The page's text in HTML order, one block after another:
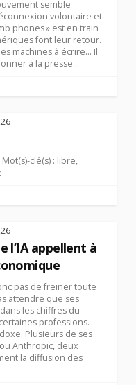
semble
volontaire et
phones » est en train
font leur retour.
machines à écrire… Il
à la presse...
clé(s) : libre,
l’IA appellent à
pas de freiner toute
attendre que ses
les chiffres du
professions.
Plusieurs de ses
Anthropic, deux
la diffusion des